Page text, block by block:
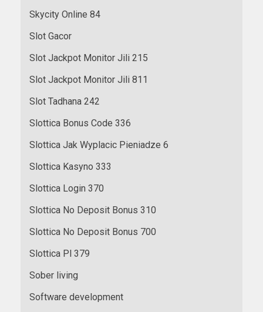
Skycity Online 84
Slot Gacor
Slot Jackpot Monitor Jili 215
Slot Jackpot Monitor Jili 811
Slot Tadhana 242
Slottica Bonus Code 336
Slottica Jak Wyplacic Pieniadze 6
Slottica Kasyno 333
Slottica Login 370
Slottica No Deposit Bonus 310
Slottica No Deposit Bonus 700
Slottica Pl 379
Sober living
Software development